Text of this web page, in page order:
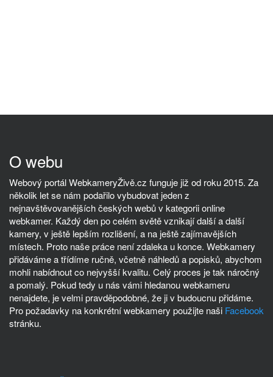
O webu
Webový portál WebkameryŽivě.cz funguje již od roku 2015. Za
několik let se nám podařilo vybudovat jeden z
nejnavštěvovanějších českých webů v kategorii online
webkamer. Každý den po celém světě vznikají další a další
kamery, v ještě lepším rozlišení, a na ještě zajímavějších
místech. Proto naše práce není zdaleka u konce. Webkamery
přidáváme a třídíme ručně, včetně náhledů a popisků, abychom
mohli nabídnout co nejvyšší kvalitu. Celý proces je tak náročný
a pomalý. Pokud tedy u nás vámi hledanou webkameru
nenajdete, je velmi pravděpodobné, že ji v budoucnu přidáme.
Pro požadavky na konkrétní webkamery použijte naši Facebook
stránku.